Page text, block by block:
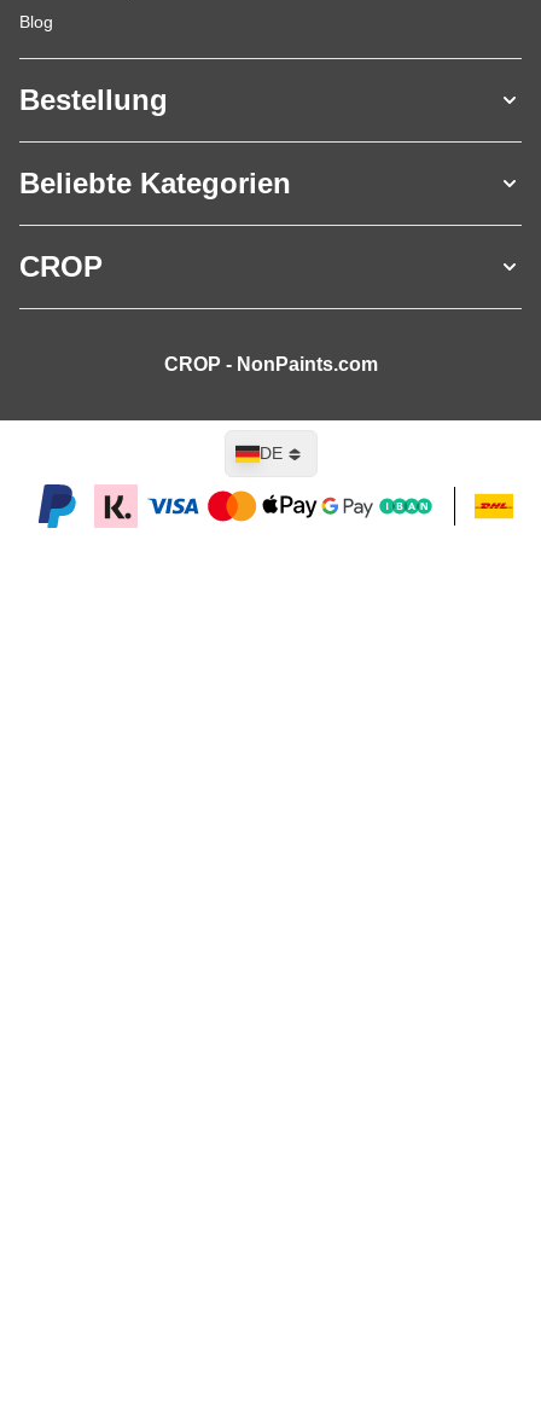
Blog
Bestellung
Beliebte Kategorien
CROP
CROP - NonPaints.com
Sprache
DE